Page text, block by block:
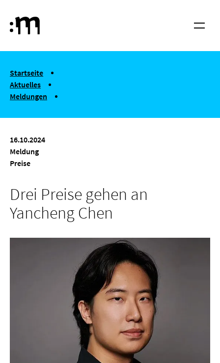
Hochschule für Musik und Tanz Köln Menü
You are here:
Startseite
Aktuelles
Meldungen
Drei Preise gehen an Yancheng Chen
16.10.2024
Meldung
Preise
Drei Preise gehen an
Yancheng Chen